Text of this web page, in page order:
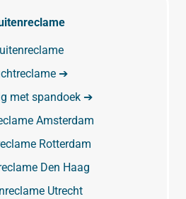
➔
met spandoek ➔
Amsterdam
Rotterdam
Den Haag
Utrecht